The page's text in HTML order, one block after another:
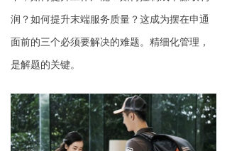
润？如何提升末端服务质量？这成为摆在申通
面前的三个必须要解决的难题。精细化管理，
是解题的关键。